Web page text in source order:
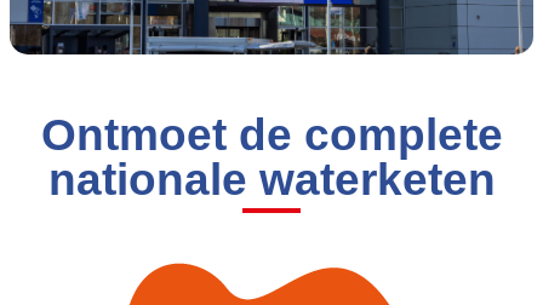
Ontmoet de complete
nationale waterketen